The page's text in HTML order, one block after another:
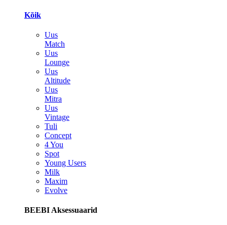
Kõik
Uus
Match
Uus
Lounge
Uus
Altitude
Uus
Mitra
Uus
Vintage
Tuli
Concept
4 You
Spot
Young Users
Milk
Maxim
Evolve
BEEBI Aksessuaarid